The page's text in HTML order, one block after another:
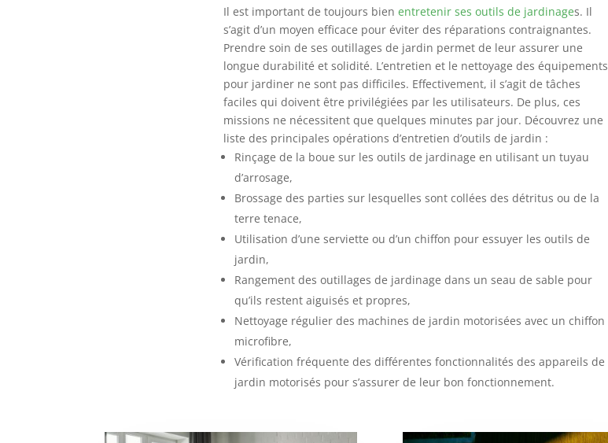
Il est important de toujours bienentretenir ses outils de jardinages. Il
s’agit d’un moyen efficace pour éviter des réparations contraignantes.
Prendre soin de ses outillages de jardin permet de leur assurer une
longue durabilité et solidité. L’entretien et le nettoyage des équipements
pour jardiner ne sont pas difficiles. Effectivement, il s’agit de tâches
faciles qui doivent être privilégiées par les utilisateurs. De plus, ces
missions ne nécessitent que quelques minutes par jour. Découvrez une
liste des principales opérations d’entretien d’outils de jardin :
Rinçage de la boue sur les outils de jardinage en utilisant un tuyau
d’arrosage,
Brossage des parties sur lesquelles sont collées des détritus ou de la
terre tenace,
Utilisation d’une serviette ou d’un chiffon pour essuyer les outils de
jardin,
Rangement des outillages de jardinage dans un seau de sable pour
qu’ils restent aiguisés et propres,
Nettoyage régulier des machines de jardin motorisées avec un chiffon
microfibre,
Vérification fréquente des différentes fonctionnalités des appareils de
jardin motorisés pour s’assurer de leur bon fonctionnement.